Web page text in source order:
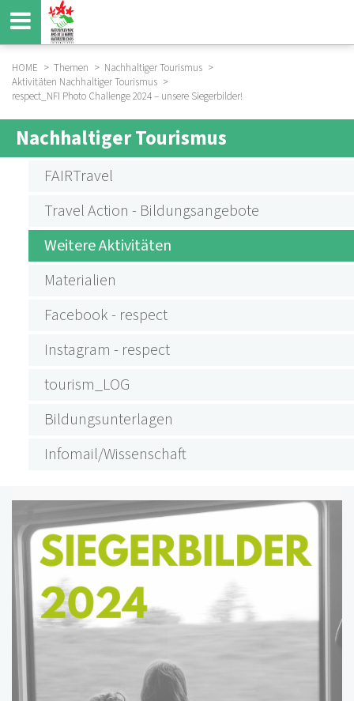
Direkt
zum
Inhalt
BREADCRUMB
HOME Themen
Nachhaltiger Tourismus
Aktivitäten Nachhaltiger Tourismus
respect_NFI Photo Challenge 2024 – unsere Siegerbilder!
SUBMENU
AKTIVITÄTEN
NACHHALTIGER
TOURISMUS
Nachhaltiger Tourismus
FAIRTravel
Travel Action - Bildungsangebote
Weitere Aktivitäten
Materialien
Facebook - respect
Instagram - respect
tourism_LOG
Bildungsunterlagen
Infomail/Wissenschaft